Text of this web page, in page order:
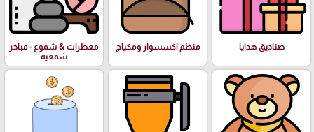
صناديق هدايا منظم اكسسوار ومكياج
معطرات & شموع - مباخر
شمعية